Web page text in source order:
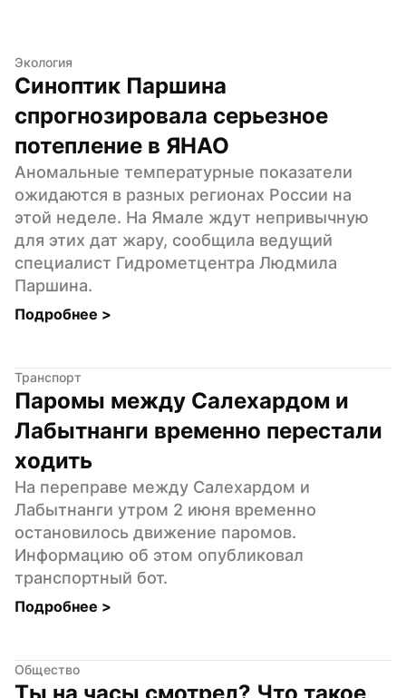
Экология
Синоптик Паршина
спрогнозировала серьезное
потепление в ЯНАО
Аномальные температурные показатели
ожидаются в разных регионах России на
этой неделе. На Ямале ждут непривычную
для этих дат жару, сообщила ведущий
специалист Гидрометцентра Людмила
Паршина.
Подробнее >
Транспорт
Паромы между Салехардом и
Лабытнанги временно перестали
ходить
На переправе между Салехардом и
Лабытнанги утром 2 июня временно
остановилось движение паромов.
Информацию об этом опубликовал
транспортный бот.
Подробнее >
Общество